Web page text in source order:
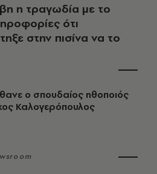
η τραγωδία με το
ότι
στην πισίνα να το
ο σπουδαίος ηθοποιός
Καλογερόπουλος